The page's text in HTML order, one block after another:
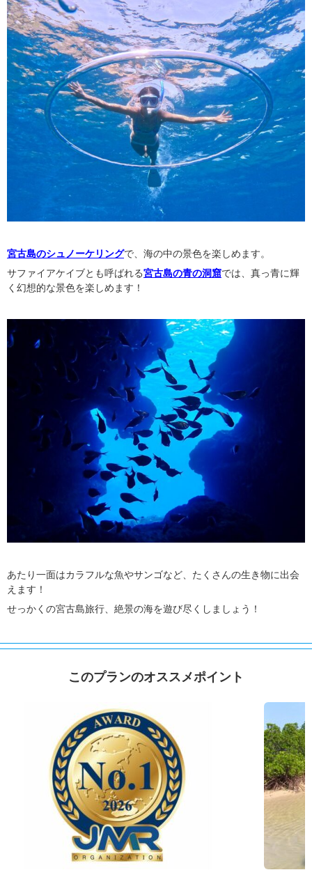
宮古島のシュノーケリングで、海の中の景色を楽しめます。
サファイアケイブとも呼ばれる宮古島の青の洞窟では、真っ青に輝
く幻想的な景色を楽しめます！
あたり一面はカラフルな魚やサンゴなど、たくさんの生き物に出会
えます！
せっかくの宮古島旅行、絶景の海を遊び尽くしましょう！
このプランのオススメポイント